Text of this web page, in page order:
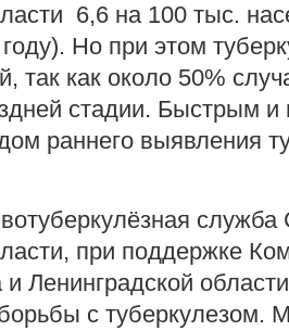
6,6 на 100 тыс.
Но при этом
так как около 50%
стадии. Быстрым
раннего выявления
служба
при поддержке
Ленинградской
с туберкулезом.